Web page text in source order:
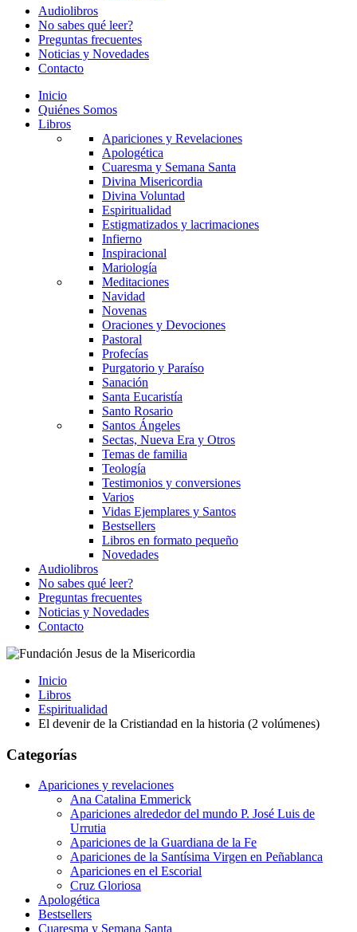
Audiolibros
No sabes qué leer?
Preguntas frecuentes
Noticias y Novedades
Contacto
Inicio
Quiénes Somos
Libros
Apariciones y Revelaciones
Apologética
Cuaresma y Semana Santa
Divina Misericordia
Divina Voluntad
Espiritualidad
Estigmatizados y lacrimaciones
Infierno
Inspiracional
Mariología
Meditaciones
Navidad
Novenas
Oraciones y Devociones
Pastoral
Profecías
Purgatorio y Paraíso
Sanación
Santa Eucaristía
Santo Rosario
Santos Ángeles
Sectas, Nueva Era y Otros
Temas de familia
Teología
Testimonios y conversiones
Varios
Vidas Ejemplares y Santos
Bestsellers
Libros en formato pequeño
Novedades
Audiolibros
No sabes qué leer?
Preguntas frecuentes
Noticias y Novedades
Contacto
Inicio
Libros
Espiritualidad
El devenir de la Cristiandad en la historia (2 volúmenes)
Categorías
Apariciones y revelaciones
Ana Catalina Emmerick
Apariciones alrededor del mundo P. José Luis de
Urrutia
Apariciones de la Guardiana de la Fe
Apariciones de la Santísima Virgen en Peñablanca
Apariciones en el Escorial
Cruz Gloriosa
Apologética
Bestsellers
Cuaresma y Semana Santa